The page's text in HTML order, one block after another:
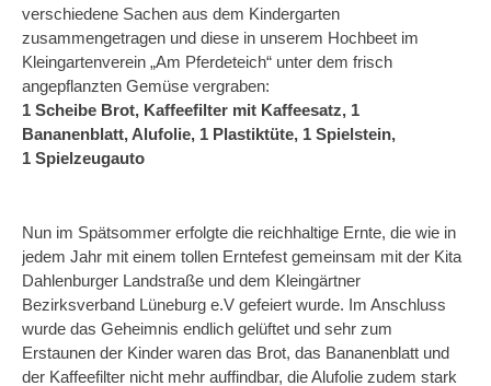
verschiedene Sachen aus dem Kindergarten
zusammengetragen und diese in unserem Hochbeet im
Kleingartenverein „Am Pferdeteich“ unter dem frisch
angepflanzten Gemüse vergraben:
1 Scheibe Brot, Kaffeefilter mit Kaffeesatz, 1
Bananenblatt, Alufolie, 1 Plastiktüte, 1 Spielstein,
1 Spielzeugauto
Nun im Spätsommer erfolgte die reichhaltige Ernte, die wie in
jedem Jahr mit einem tollen Erntefest gemeinsam mit der Kita
Dahlenburger Landstraße und dem Kleingärtner
Bezirksverband Lüneburg e.V gefeiert wurde. Im Anschluss
wurde das Geheimnis endlich gelüftet und sehr zum
Erstaunen der Kinder waren das Brot, das Bananenblatt und
der Kaffeefilter nicht mehr auffindbar, die Alufolie zudem stark